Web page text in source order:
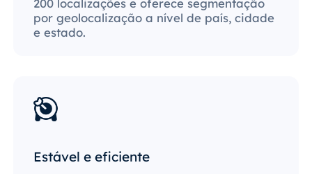
200 localizações e oferece segmentação
por geolocalização a nível de país, cidade
e estado.
Estável e eficiente